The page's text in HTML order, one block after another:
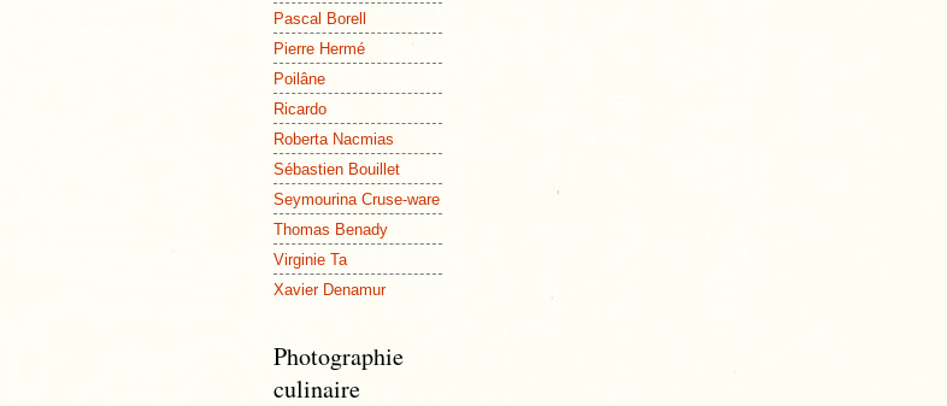
Pascal Borell
Pierre Hermé
Poilâne
Ricardo
Roberta Nacmias
Sébastien Bouillet
Seymourina Cruse-ware
Thomas Benady
Virginie Ta
Xavier Denamur
Photographie
culinaire